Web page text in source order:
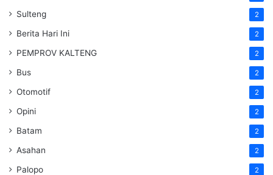
Sulteng 2
Berita Hari Ini 2
PEMPROV KALTENG 2
Bus 2
Otomotif 2
Opini 2
Batam 2
Asahan 2
Palopo 2